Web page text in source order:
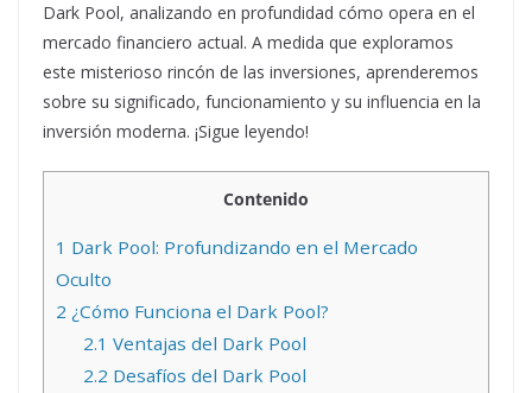
Dark Pool, analizando en profundidad cómo opera en el
mercado financiero actual. A medida que exploramos
este misterioso rincón de las inversiones, aprenderemos
sobre su significado, funcionamiento y su influencia en la
inversión moderna. ¡Sigue leyendo!
Contenido
1 Dark Pool: Profundizando en el Mercado
Oculto
2 ¿Cómo Funciona el Dark Pool?
2.1 Ventajas del Dark Pool
2.2 Desafíos del Dark Pool